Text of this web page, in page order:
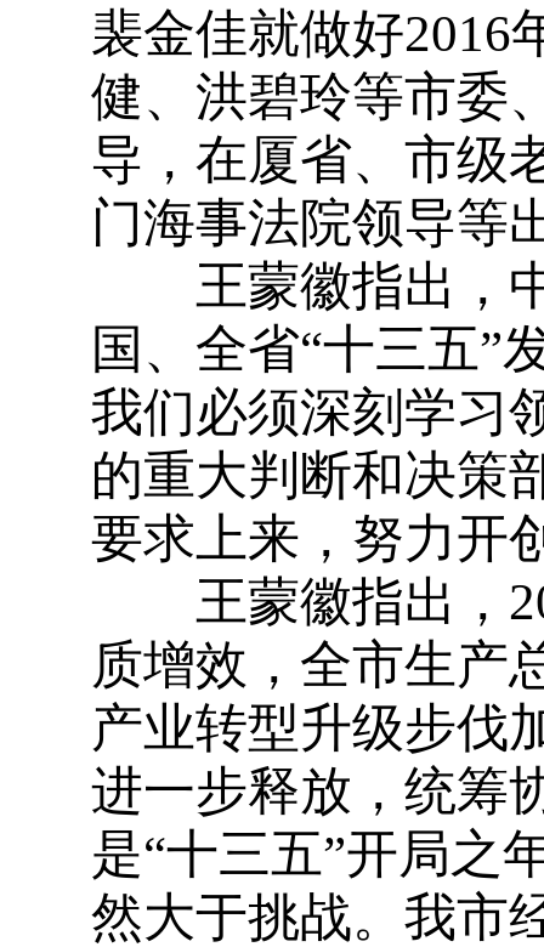
裴金佳就做好2016
健、洪碧玲等市委
导，在厦省、市级
门海事法院领导等
王蒙徽指出，中
国、全省“十三五”
我们必须深刻学习
的重大判断和决策
要求上来，努力开
王蒙徽指出，
质增效，全市生产
产业转型升级步伐
进一步释放，统筹
是“十三五”开局之
然大于挑战。我市